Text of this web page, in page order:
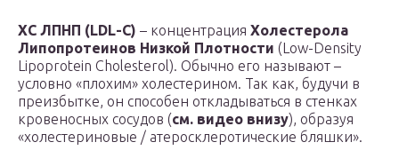
ХС ЛПНП (LDL-C) – концентрация Холестерола
Липопротеинов Низкой Плотности (Low-Density
Lipoprotein Cholesterol). Обычно его называют –
условно «плохим» холестерином. Так как, будучи в
преизбытке, он способен откладываться в стенках
кровеносных сосудов (см. видео внизу), образуя
«холестериновые / атеросклеротические бляшки».